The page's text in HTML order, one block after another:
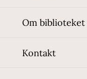
Om biblioteket
Kontakt